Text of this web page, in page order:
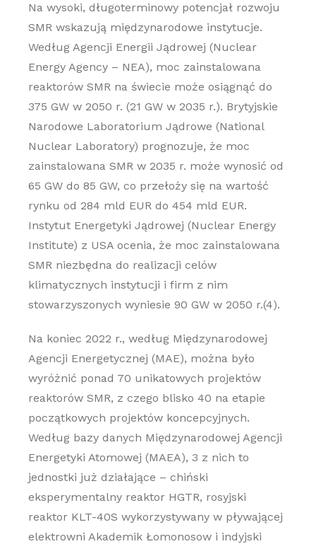
Na wysoki, długoterminowy potencjał rozwoju
SMR wskazują międzynarodowe instytucje.
Według Agencji Energii Jądrowej (Nuclear
Energy Agency – NEA), moc zainstalowana
reaktorów SMR na świecie może osiągnąć do
375 GW w 2050 r. (21 GW w 2035 r.). Brytyjskie
Narodowe Laboratorium Jądrowe (National
Nuclear Laboratory) prognozuje, że moc
zainstalowana SMR w 2035 r. może wynosić od
65 GW do 85 GW, co przełoży się na wartość
rynku od 284 mld EUR do 454 mld EUR.
Instytut Energetyki Jądrowej (Nuclear Energy
Institute) z USA ocenia, że moc zainstalowana
SMR niezbędna do realizacji celów
klimatycznych instytucji i firm z nim
stowarzyszonych wyniesie 90 GW w 2050 r.(4).
Na koniec 2022 r., według Międzynarodowej
Agencji Energetycznej (MAE), można było
wyróżnić ponad 70 unikatowych projektów
reaktorów SMR, z czego blisko 40 na etapie
początkowych projektów koncepcyjnych.
Według bazy danych Międzynarodowej Agencji
Energetyki Atomowej (MAEA), 3 z nich to
jednostki już działające – chiński
eksperymentalny reaktor HGTR, rosyjski
reaktor KLT-40S wykorzystywany w pływającej
elektrowni Akademik Łomonosow i indyjski